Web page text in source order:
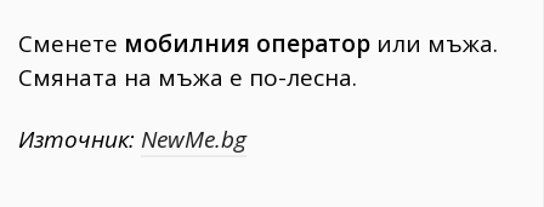
Сменете мобилния оператор или мъжа.
Смяната на мъжа е по-лесна.
Източник: NewMe.bg